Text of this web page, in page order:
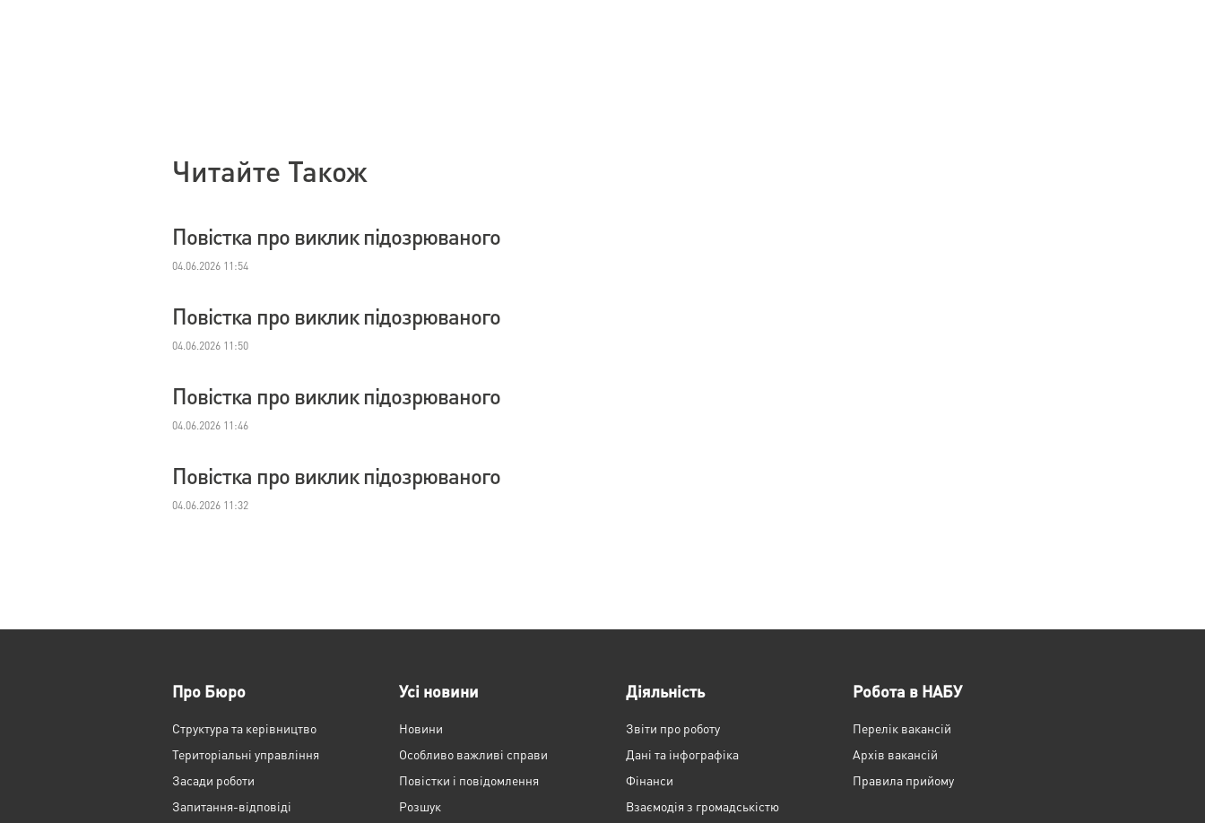
Читайте Також
Повістка про виклик підозрюваного
04.06.2026 11:54
Повістка про виклик підозрюваного
04.06.2026 11:50
Повістка про виклик підозрюваного
04.06.2026 11:46
Повістка про виклик підозрюваного
04.06.2026 11:32
Про Бюро
Структура та керівництво
Територіальні управління
Засади роботи
Запитання-відповіді
Усі новини
Новини
Особливо важливі справи
Повістки і повідомлення
Розшук
Діяльність
Звіти про роботу
Дані та інфографіка
Фінанси
Взаємодія з громадськістю
Робота в НАБУ
Перелік вакансій
Архів вакансій
Правила прийому